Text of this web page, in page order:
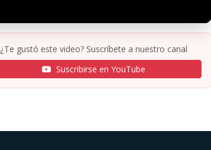
¿Te gustó este video? Suscríbete a nuestro canal
Suscribirse en YouTube